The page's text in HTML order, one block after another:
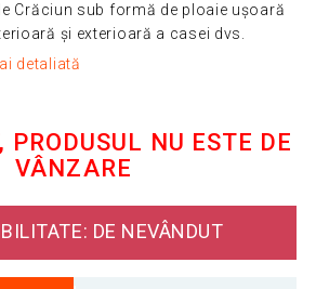
Crăciun sub formă de ploaie ușoară
și exterioară a casei dvs.
detaliată
PRODUSUL NU ESTE DE
VÂNZARE
DE NEVÂNDUT